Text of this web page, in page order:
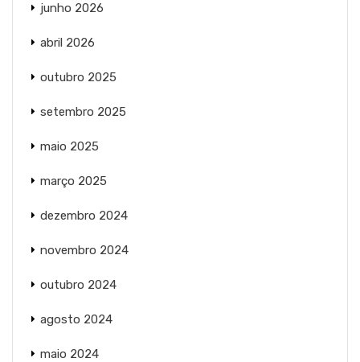
junho 2026
abril 2026
outubro 2025
setembro 2025
maio 2025
março 2025
dezembro 2024
novembro 2024
outubro 2024
agosto 2024
maio 2024